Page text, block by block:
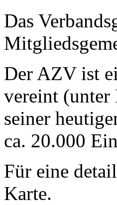
Das
Der AZV ist
vereint (unter
seiner
ca. 20.000
Für eine
Karte.